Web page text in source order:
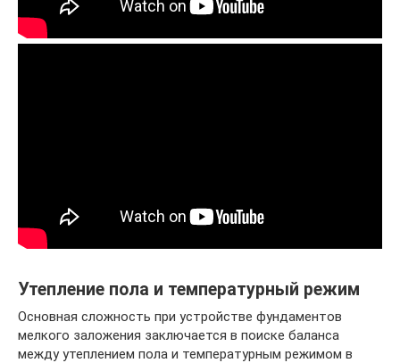
Утепление пола и температурный режим
Основная сложность при устройстве фундаментов
мелкого заложения заключается в поиске баланса
между утеплением пола и температурным режимом в